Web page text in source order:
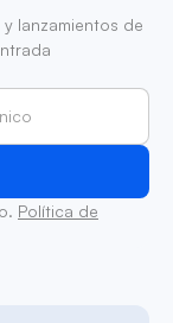
lanzamientos de
Política de